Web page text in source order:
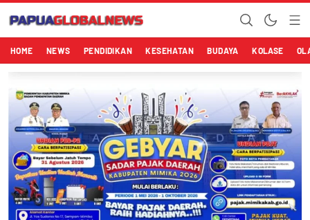
HOME NEWS PENDIDIKAN KESEHATAN BUDAYA KOLASE